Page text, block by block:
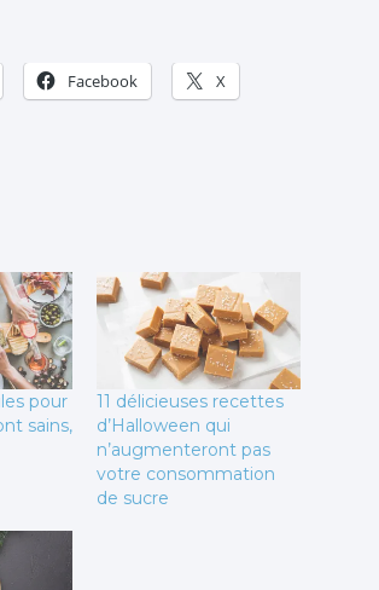
Facebook X
pour
sains,
11 délicieuses recettes
d’Halloween qui
n’augmenteront pas
votre consommation
de sucre